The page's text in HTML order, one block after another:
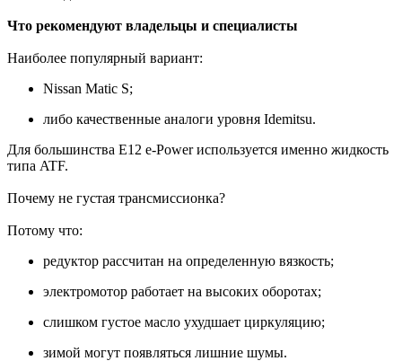
Что рекомендуют владельцы и специалисты
Наиболее популярный вариант:
Nissan Matic S;
либо качественные аналоги уровня Idemitsu.
Для большинства E12 e-Power используется именно жидкость
типа ATF.
Почему не густая трансмиссионка?
Потому что:
редуктор рассчитан на определенную вязкость;
электромотор работает на высоких оборотах;
слишком густое масло ухудшает циркуляцию;
зимой могут появляться лишние шумы.